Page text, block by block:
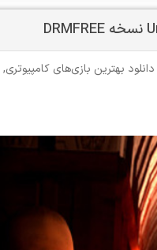
دانلود بهترین بازی‌های کامپیوتری,